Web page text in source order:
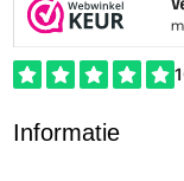
Informatie